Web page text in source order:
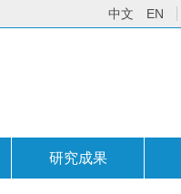
中文 EN
研究成果